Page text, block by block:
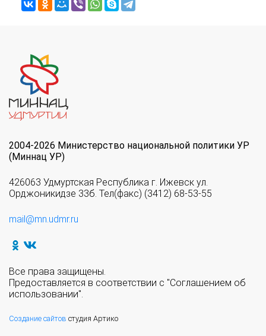
2004-2026 Министерство национальной политики УР
(Миннац УР)
426063 Удмуртская Республика г. Ижевск ул.
Орджоникидзе 33б. Тел(факс) (3412) 68-53-55
mail@mn.udmr.ru
Все права защищены.
Предоставляется в соответствии с "Соглашением об
использовании".
Создание сайтов студия Артико